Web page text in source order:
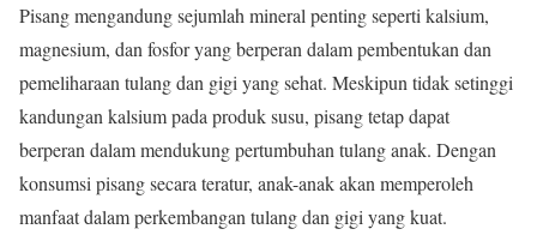
Pisang mengandung sejumlah mineral penting seperti kalsium,
magnesium, dan fosfor yang berperan dalam pembentukan dan
pemeliharaan tulang dan gigi yang sehat. Meskipun tidak setinggi
kandungan kalsium pada produk susu, pisang tetap dapat
berperan dalam mendukung pertumbuhan tulang anak. Dengan
konsumsi pisang secara teratur, anak-anak akan memperoleh
manfaat dalam perkembangan tulang dan gigi yang kuat.